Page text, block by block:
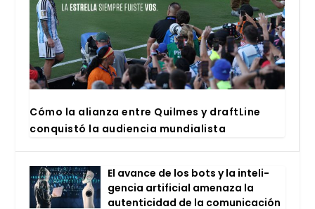
Cómo la alian­za entre Quil­mes y draftLi­ne
con­quis­tó la audien­cia mun­dia­lis­ta
El avan­ce de los bots y la inte­li­
gen­cia arti­fi­cial ame­na­za la
auten­ti­ci­dad de la comu­ni­ca­ción